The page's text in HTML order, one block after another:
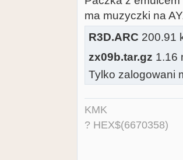
ma muzyczki na
R3D.ARC 200.91
zx09b.tar.gz 1.16
Tylko zalogowani
KMK
? HEX$(6670358)